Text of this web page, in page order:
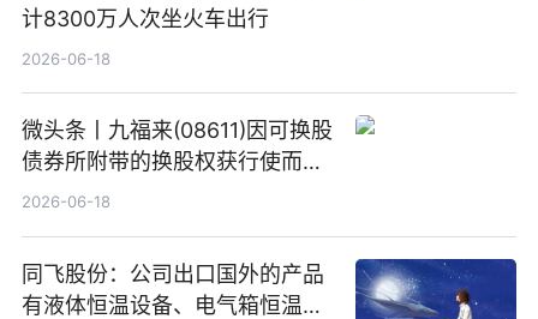
计8300万人次坐火车出行
2026-06-18
微头条丨九福来(08611)因可换股
债券所附带的换股权获行使而发
行5200万股
2026-06-18
同飞股份：公司出口国外的产品
有液体恒温设备、电气箱恒温装